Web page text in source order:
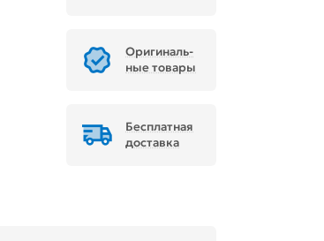
Ори­ги­наль­
ные товары
Бесплатная
доставка